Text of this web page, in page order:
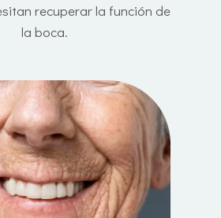
recuperar la función de
la boca.